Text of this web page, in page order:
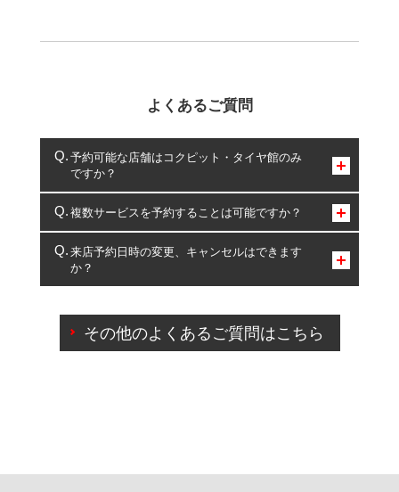
よくあるご質問
予約可能な店舗はコクピット・タイヤ館のみ
ですか？
コクピット・タイヤ館のみとなります。
複数サービスを予約することは可能ですか？
複数サービスのご予約は可能です。
一部の商品・サービスの組み合わせに限り、同時にご予約が
出来ないものもございます。
来店予約日時の変更、キャンセルはできます
か？
ご来店予約日の3営業日前を過ぎている場合のご予約
の日時変更につきましては、直接ご予約の店舗まで
その他のよくあるご質問はこちら